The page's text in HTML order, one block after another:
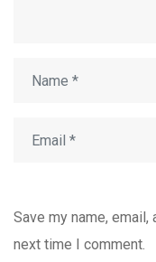
Save my name,
next time I comment.